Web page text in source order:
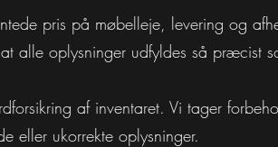
pris på møbelleje, levering og
alle oplysninger udfyldes så præcist
af inventaret. Vi tager
eller ukorrekte oplysninger.